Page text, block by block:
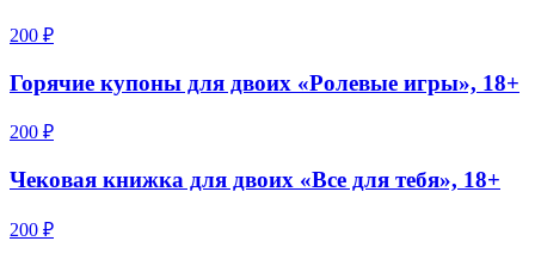
200 ₽
Горячие купоны для двоих «Ролевые игры», 18+
200 ₽
Чековая книжка для двоих «Все для тебя», 18+
200 ₽